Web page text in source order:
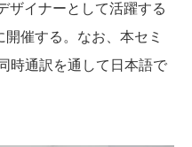
ザイナーとして活躍する
催する。なお、本セミ
時通訳を通して日本語で